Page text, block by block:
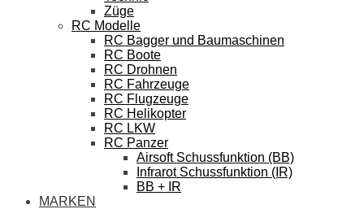
Züge
RC Modelle
RC Bagger und Baumaschinen
RC Boote
RC Drohnen
RC Fahrzeuge
RC Flugzeuge
RC Helikopter
RC LKW
RC Panzer
Airsoft Schussfunktion (BB)
Infrarot Schussfunktion (IR)
BB + IR
MARKEN